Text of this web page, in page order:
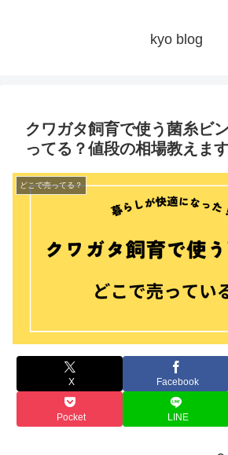
kyo blog
クワガタ飼育で使う菌糸ビ
ってる？値段の相場教えます
どこで売ってる？
X Facebook
Pocket LINE